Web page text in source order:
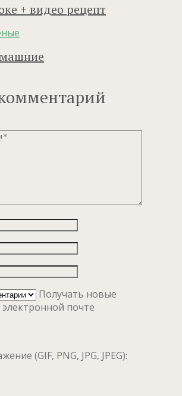
+ видео рецепт
Получать новые
почте
(GIF, PNG, JPG, JPEG):